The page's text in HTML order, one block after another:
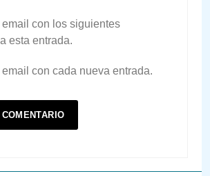
email con los siguientes
esta entrada.
con cada nueva entrada.